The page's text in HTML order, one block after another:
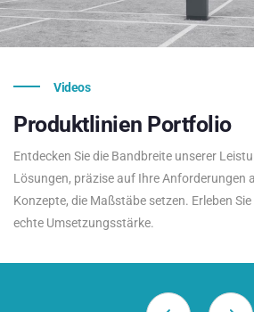
Videos
Produktlinien Portfolio
Entdecken Sie die Bandbreite unserer
Lösungen, präzise auf Ihre Anforderungen
Konzepte, die Maßstäbe setzen. Erleben
echte Umsetzungsstärke.